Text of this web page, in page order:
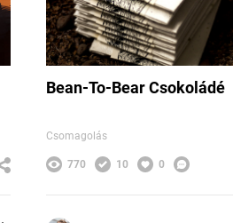
Bean-To-Bear Csokoládé
Csomagolás
770 10 0